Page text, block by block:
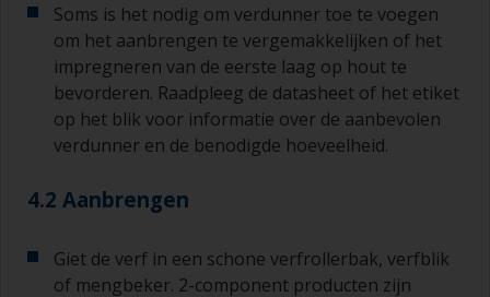
Andere nuttige tips:
Als u zakkers ziet ontstaan bij het aanbrengen
van de verf, dan is de verf te dun of u brengt te
veel aan.
Gebruik verf niet rechtstreeks uit het blik, want
vroegtijdig verouderen als gevolg van
verdamping van het oplosmiddel. Giet de
gebruiken in een aparte verfrolbak of
mengbeker.
Soms is het nodig om verdunner toe te voegen
om het aanbrengen te vergemakkelijken of het
impregneren van de eerste laag op hout te
bevorderen. Raadpleeg de datasheet of het etiket
op het blik voor informatie over de aanbevolen
verdunner en de benodigde hoeveelheid.
4.2 Aanbrengen
Giet de verf in een schone verfrollerbak, verfblik
of mengbeker. 2-component producten zijn